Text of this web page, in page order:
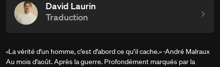
David Laurin
Traduction
«La vérité d’un homme, c’est d’abord ce qu’il cache.» -André Malraux
Au mois d’août. Après la guerre. Profondément marqués par la